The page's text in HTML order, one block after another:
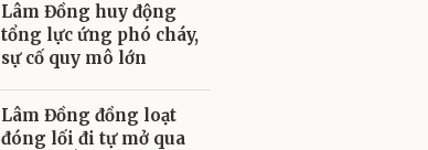
Lâm Đồng huy động
tổng lực ứng phó cháy,
sự cố quy mô lớn
Lâm Đồng đồng loạt
đóng lối đi tự mở qua